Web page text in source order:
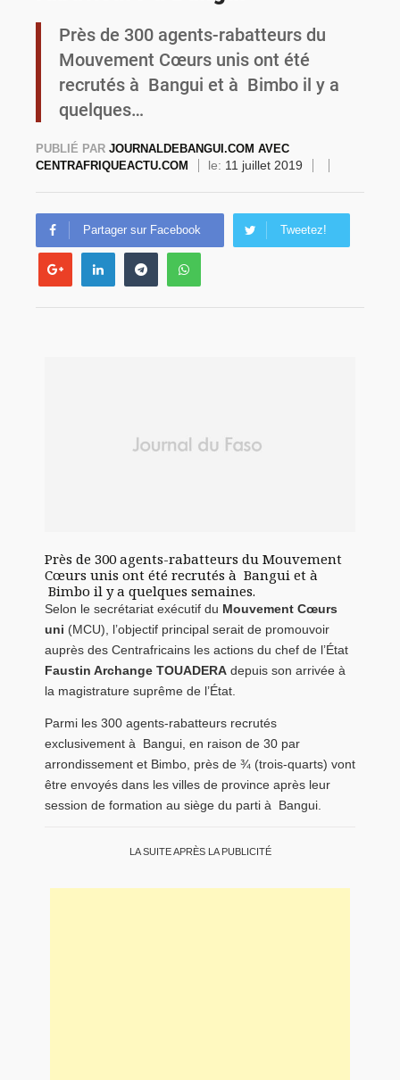
Burkina Faso : la VIDEO-verbalisation enregistre plus de 1 000 infractions en douze heures
Près de 300 agents-rabatteurs du
Mouvement Cœurs unis ont été
recrutés à Bangui et à Bimbo il y a
quelques…
PUBLIÉ PAR JOURNALDEBANGUI.COM AVEC
CENTRAFRIQUEACTU.COM
le: 11 juillet 2019
Partager sur Facebook Tweetez!
Près de 300 agents-rabatteurs du Mouvement
Cœurs unis ont été recrutés à Bangui et à
Bimbo il y a quelques semaines.
Selon le secrétariat exécutif du Mouvement Cœurs
uni (MCU), l’objectif principal serait de promouvoir
auprès des Centrafricains les actions du chef de l’État
Faustin Archange TOUADERA depuis son arrivée à
la magistrature suprême de l’État.
Parmi les 300 agents-rabatteurs recrutés
exclusivement à Bangui, en raison de 30 par
arrondissement et Bimbo, près de ¾ (trois-quarts) vont
être envoyés dans les villes de province après leur
session de formation au siège du parti à Bangui.
LA SUITE APRÈS LA PUBLICITÉ